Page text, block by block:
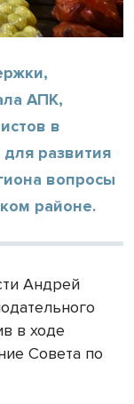
АПК,
в
развития
вопросы
районе.
Андрей
в ходе
Совета по